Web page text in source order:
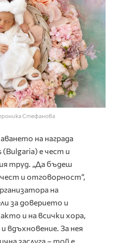
Стефанова
на награда
е чест и
труд. „Да бъдеш
и отговорност“,
на
за доверието и
и на всички хора,
вдъхновение. За нея
заслуга – той е